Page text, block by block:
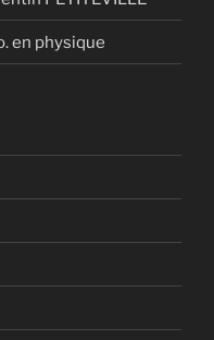
en physique